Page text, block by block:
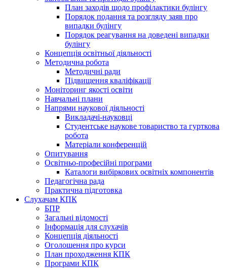
План заходів щодо профілактики булінгу
Порядок подання та розгляду заяв про
випадки булінгу
Порядок реагування на доведені випадки
булінгу
Концепція освітньої діяльності
Методична робота
Методичні ради
Підвищення кваліфікації
Моніторинг якості освіти
Навчальні плани
Напрями наукової діяльності
Викладачі-науковці
Студентське наукове товариство та гурткова
робота
Матеріали конференцій
Опитування
Освітньо-професійні програми
Каталоги вибіркових освітніх компонентів
Педагогічна рада
Практична підготовка
Слухачам КПК
БПР
Загальні відомості
Інформація для слухачів
Концепція діяльності
Оголошення про курси
План проходження КПК
Програми КПК